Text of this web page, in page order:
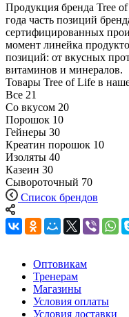
Продукция бренда Tree
года часть позиций
сертифицированных
момент линейка
позиций: от вкусных
витаминов и минералов.
Товары Tree of Life в
Все 21
Со вкусом 20
Порошок 10
Гейнеры 30
Креатин порошок 10
Изоляты 40
Казеин 30
Сывороточный 70
Список брендов
Оптовикам
Тренерам
Магазины
Условия оплаты
Условия доставки